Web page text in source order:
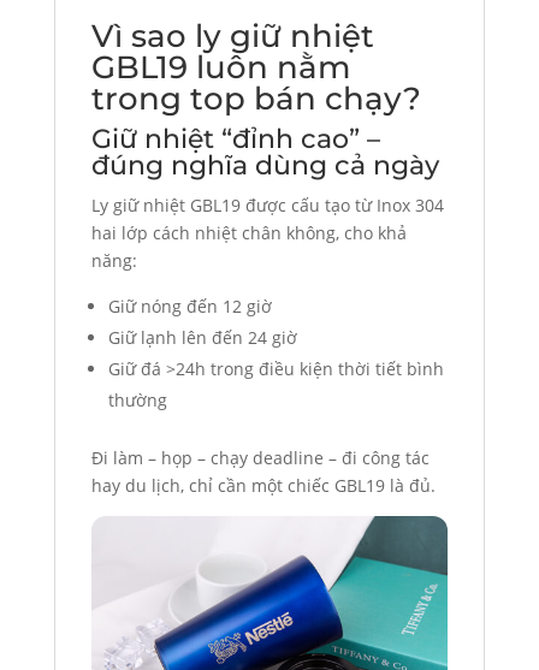
Vì sao ly giữ nhiệt
GBL19 luôn nằm
trong top bán chạy?
Giữ nhiệt “đỉnh cao” –
đúng nghĩa dùng cả ngày
Ly giữ nhiệt GBL19 được cấu tạo từ Inox 304
hai lớp cách nhiệt chân không, cho khả
năng:
Giữ nóng đến 12 giờ
Giữ lạnh lên đến 24 giờ
Giữ đá >24h trong điều kiện thời tiết bình
thường
Đi làm – họp – chạy deadline – đi công tác
hay du lịch, chỉ cần một chiếc GBL19 là đủ.